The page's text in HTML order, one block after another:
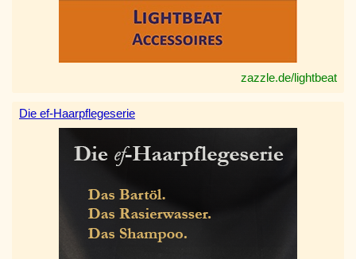
zazzle.de/lightbeat
Die ef-Haarpflegeserie